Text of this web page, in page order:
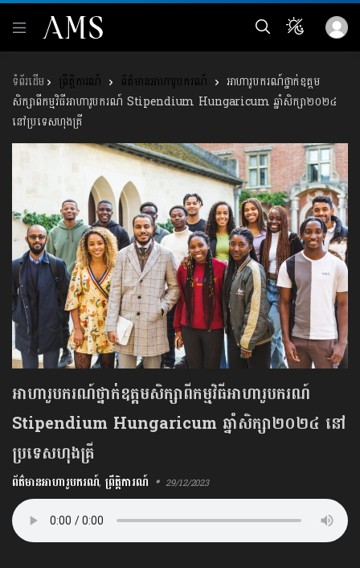
ព្រឹត្តិការណ៍ ព័ត៌មានអាហារូបករណ៍
អាហារូបករណ៍ថ្នាក់ឧត្ដម
សិក្សាពីកម្មវិធីអាហារូបករណ៍ Stipendium Hungaricum ឆ្នាំសិក្សា២០២៤
នៅប្រទេសហុងគ្រី
អាហារូបករណ៍ថ្នាក់ឧត្ដមសិក្សាពីកម្មវិធីអាហារូបករណ៍
Stipendium Hungaricum ឆ្នាំសិក្សា២០២៤ នៅ
ប្រទេសហុងគ្រី
ព័ត៌មានអាហារូបករណ៍,ព្រឹត្តិការណ៍ 29/12/2023